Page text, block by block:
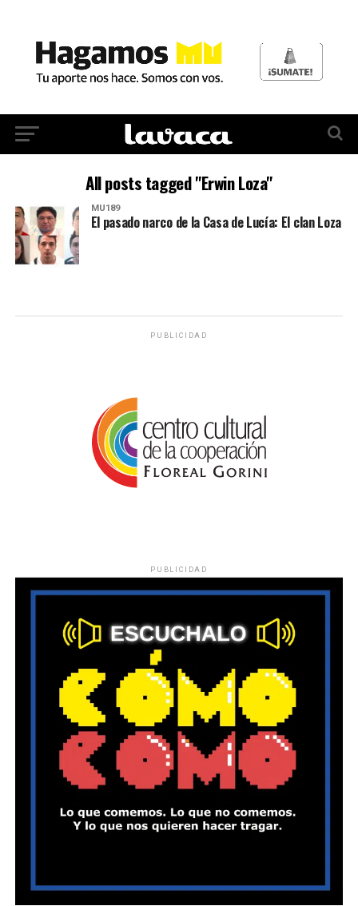
All posts tagged "Erwin Loza"
MU189
El pasado narco de la Casa de Lucía: El clan Loza
PUBLICIDAD
PUBLICIDAD